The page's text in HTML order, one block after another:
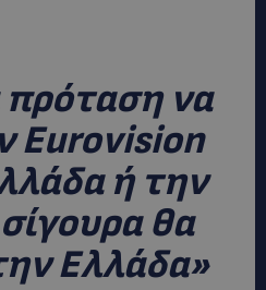
πρόταση να
Eurovision
ή την
θα
Ελλάδα»